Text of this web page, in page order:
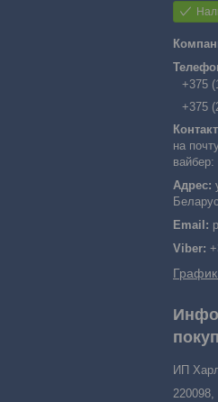
+375
+375
на
вайбер:
ИП
220098,